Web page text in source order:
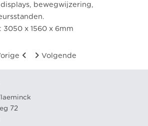
bewegwijzering,
x 1560 x 6mm
Volgende
72